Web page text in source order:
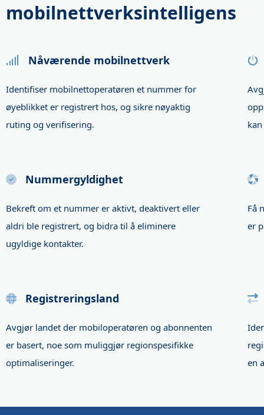
mobilnettverksintelligens
Nåværende mobilnettverk
Identifiser mobilnettoperatøren et nummer for
øyeblikket er registrert hos, og sikre nøyaktig
ruting og verifisering.
Nummergyldighet
Bekreft om et nummer er aktivt, deaktivert eller
aldri ble registrert, og bidra til å eliminere
ugyldige kontakter.
Få
er
Registreringsland
Avgjør landet der mobiloperatøren og abonnenten
er basert, noe som muliggjør regionspesifikke
optimaliseringer.
en